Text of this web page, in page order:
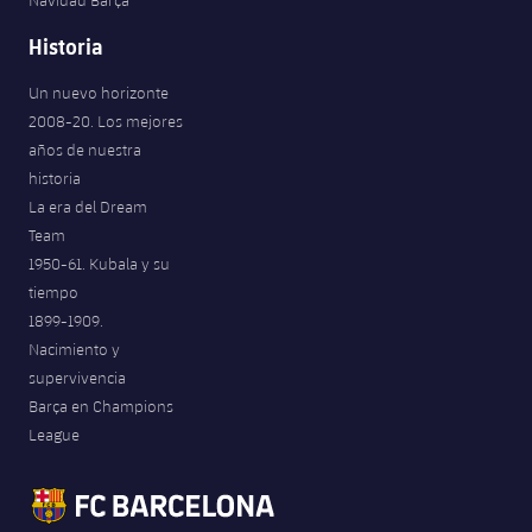
Historia
Un nuevo horizonte
2008-20. Los mejores
años de nuestra
historia
La era del Dream
Team
1950-61. Kubala y su
tiempo
1899-1909.
Nacimiento y
supervivencia
Barça en Champions
League